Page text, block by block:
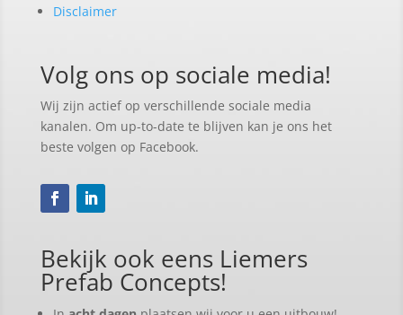
Disclaimer
Volg ons op sociale media!
Wij zijn actief op verschillende sociale media
kanalen. Om up-to-date te blijven kan je ons het
beste volgen op Facebook.
Bekijk ook eens Liemers
Prefab Concepts!